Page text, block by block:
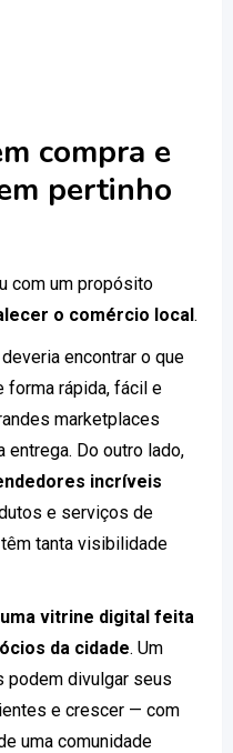
compra e
pertinho
com um propósito
o comércio local.
encontrar o que
forma rápida, fácil e
marketplaces
Do outro lado,
incríveis
e serviços de
tanta visibilidade
vitrine digital feita
da cidade. Um
podem divulgar seus
e crescer — com
uma comunidade